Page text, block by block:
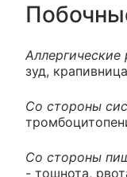
Аллергические
зуд,
Со стороны
Со стороны
- тошнота,